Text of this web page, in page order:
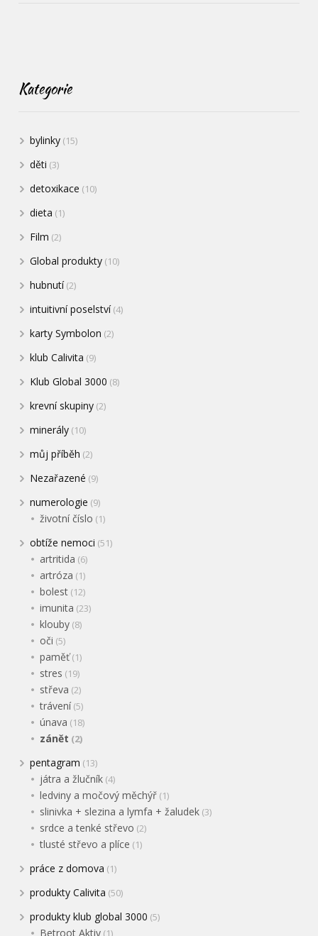
Kategorie
bylinky (15)
děti (3)
detoxikace (10)
dieta (1)
Film (2)
Global produkty (10)
hubnutí(2)
intuitivní poselství(4)
karty Symbolon (2)
klub Calivita (9)
Klub Global 3000 (8)
krevní skupiny (2)
minerály (10)
můj příběh (2)
Nezařazené (9)
numerologie (9)
životní číslo (1)
obtíže nemoci (51)
artritida (6)
artróza (1)
bolest (12)
imunita (23)
klouby (8)
oči (5)
paměť(1)
stres (19)
střeva (2)
trávení(5)
únava (18)
zánět (2)
pentagram (13)
játra a žlučník (4)
ledviny a močový měchýř (1)
slinivka + slezina a lymfa + žaludek (3)
srdce a tenké střevo (2)
tlusté střevo a plíce (1)
práce z domova (1)
produkty Calivita (50)
produkty klub global 3000 (5)
Betroot Aktiv (1)